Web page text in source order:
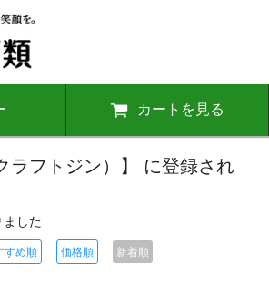
カートを見る
ラフトジン）】 に登録され
ました
すめ順 価格順 新着順